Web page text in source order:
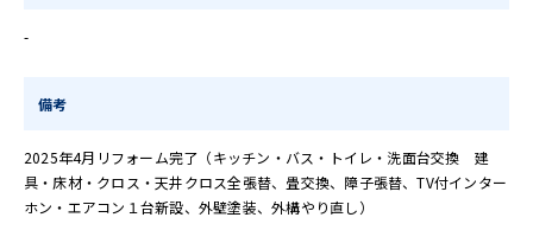
-
備考
2025年4月リフォーム完了（キッチン・バス・トイレ・洗面台交換 建
具・床材・クロス・天井クロス全張替、畳交換、障子張替、TV付インター
ホン・エアコン１台新設、外壁塗装、外構やり直し）